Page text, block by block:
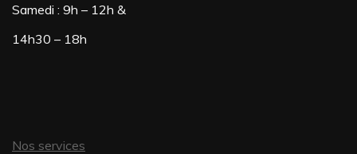
Samedi : 9h – 12h &
14h30 – 18h
Nos services